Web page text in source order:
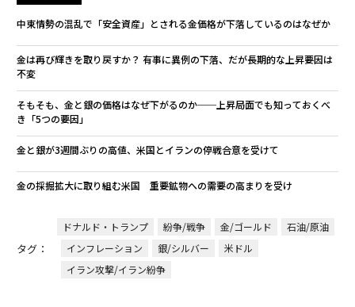
中東情勢の混乱で「安全資産」とされる金価格が下落しているのはなぜか
金は再び輝きを取り戻すか？ 有事に異例の下落、だが長期的な上昇要因は
不変
そもそも、金と銀の価格はなぜ下がるのか──上昇局面でも知っておくべ
き「5つの要因」
金と銀が3週間ぶりの高値、米国とイランの停戦合意を受けて
金の採掘拡大に取り組む米国 重要鉱物への需要の高まりを受け
タグ：
ドナルド・トランプ 紛争/戦争 金/ゴールド
石油/原油
インフレーション
銀/シルバー
米ドル
イラン攻撃/イラン紛争